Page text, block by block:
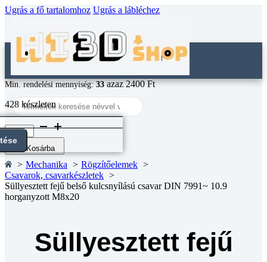
Ugrás a fő tartalomhoz Ugrás a lábléchez
Search
...
Min. rendelési mennyiség:33azaz 2400 Ft
428 készleten
Süllyesztett
fejű
belső
kulcsnyílású
csavar
DIN
7991~
10.9
mennyiség
Kosárba
Mechanika
Rögzítőelemek
Csavarok, csavarkészletek
Süllyesztett fejű belső kulcsnyílású csavar DIN 7991~ 10.9
horganyzott M8x20
Süllyesztett fejű